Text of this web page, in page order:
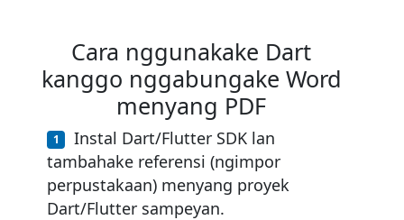
Cara nggunakake Dart
kanggo nggabungake Word
menyang PDF
Instal Dart/Flutter SDK lan
tambahake referensi (ngimpor
perpustakaan) menyang proyek
Dart/Flutter sampeyan.